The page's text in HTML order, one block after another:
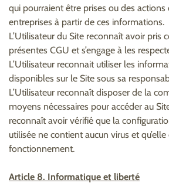
qui pourraient être prises ou des
entreprises à partir de ces informations.
L’Utilisateur du Site reconnaît avoir pris
présentes CGU et s’engage à les
L’Utilisateur reconnait utiliser les
disponibles sur le Site sous sa
L’Utilisateur reconnaît disposer de la
moyens nécessaires pour accéder au
reconnaît avoir vérifié que la
utilisée ne contient aucun virus et
fonctionnement.
Article 8. Informatique et liberté